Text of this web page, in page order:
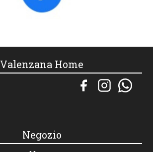
Valenzana Home
Negozio